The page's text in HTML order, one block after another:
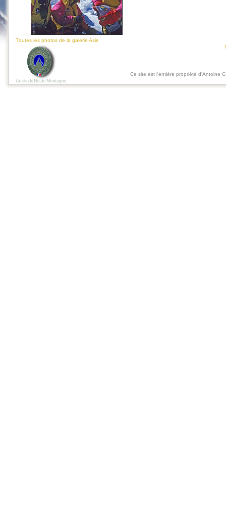
Toutes les photos de la galerie Asie
Ce site est l'entière propriété d'Antoine